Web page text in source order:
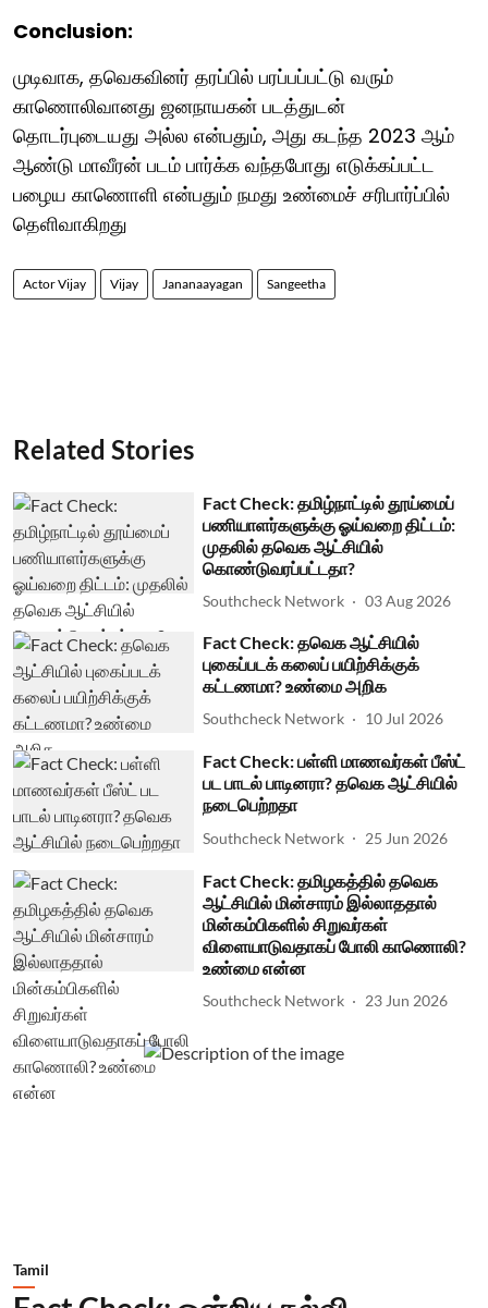
Conclusion:
முடிவாக, தவெகவினர் தரப்பில் பரப்பப்பட்டு வரும்
காணொலிவானது ஜனநாயகன் படத்துடன்
தொடர்புடையது அல்ல என்பதும், அது கடந்த 2023 ஆம்
ஆண்டு மாவீரன் படம் பார்க்க வந்தபோது எடுக்கப்பட்ட
பழைய காணொளி என்பதும் நமது உண்மைச் சரிபார்ப்பில்
தெளிவாகிறது
Actor Vijay Vijay Jananaayagan Sangeetha
Related Stories
Fact Check: தமிழ்நாட்டில் தூய்மைப்
பணியாளர்களுக்கு ஓய்வறை திட்டம்:
முதலில் தவெக ஆட்சியில்
கொண்டுவரப்பட்டதா?
Southcheck Network 03 Aug 2026
Fact Check: தவெக ஆட்சியில்
புகைப்படக் கலைப் பயிற்சிக்குக்
கட்டணமா? உண்மை அறிக
Southcheck Network 10 Jul 2026
Fact Check: பள்ளி மாணவர்கள் பீஸ்ட்
பட பாடல் பாடினரா? தவெக ஆட்சியில்
நடைபெற்றதா
Southcheck Network 25 Jun 2026
Fact Check: தமிழகத்தில் தவெக
ஆட்சியில் மின்சாரம் இல்லாததால்
மின்கம்பிகளில் சிறுவர்கள்
விளையாடுவதாகப் போலி காணொலி?
உண்மை என்ன
Southcheck Network 23 Jun 2026
Tamil